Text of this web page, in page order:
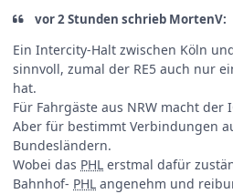
vor 2 Stunden schrieb MortenV:
Ein Intercity-Halt zwischen Köln
sinnvoll, zumal der RE5 auch nur
hat.
Für Fahrgäste aus NRW macht der
Aber für bestimmt Verbindungen
Bundesländern.
Wobei das PHL erstmal dafür
Bahnhof- PHL angenehm und